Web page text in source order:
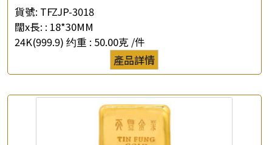
產品查詢 ×
貨號: TFZJP-3018
闊x長: : 18*30MM
24K(999.9) 约重 : 50.00克 /件
產品詳情